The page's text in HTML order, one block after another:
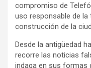
compromiso de
uso responsable de
construcción de la
Desde la antigüedad
recorre las noticias
indaga en sus formas